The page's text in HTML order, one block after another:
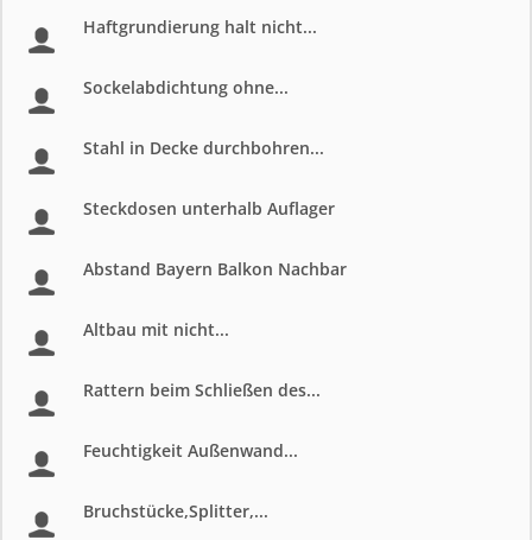
Haftgrundierung halt nicht...
Sockelabdichtung ohne...
Stahl in Decke durchbohren...
Steckdosen unterhalb Auflager
Abstand Bayern Balkon Nachbar
Altbau mit nicht...
Rattern beim Schließen des...
Feuchtigkeit Außenwand...
Bruchstücke,Splitter,...